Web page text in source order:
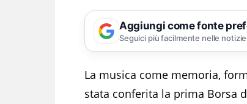
Aggiungi come fonte
Seguici più facilmente nelle
La musica come memoria,
stata conferita la prima Borsa